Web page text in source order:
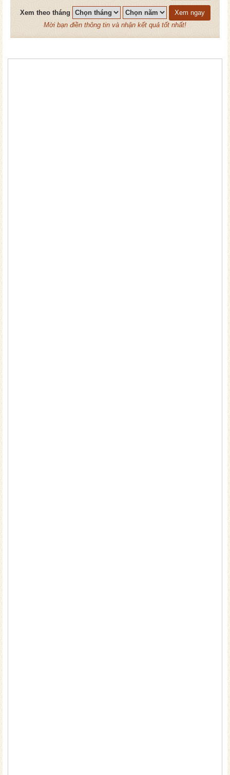
Xem theo tháng
Xem ngay
Mời bạn điền thông tin và nhận kết quả tốt nhất!